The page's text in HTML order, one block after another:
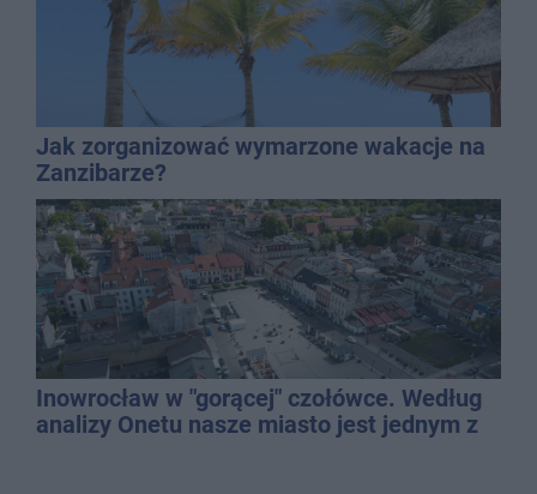
Jak zorganizować wymarzone wakacje na
Zanzibarze?
Inowrocław w "gorącej" czołówce. Według
analizy Onetu nasze miasto jest jednym z